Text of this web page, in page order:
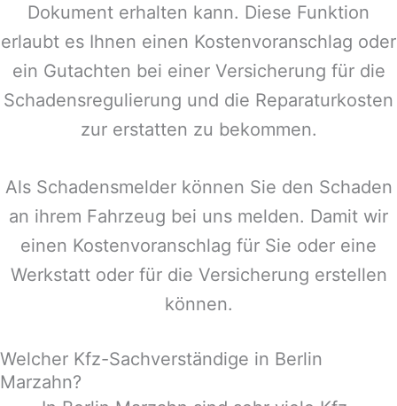
Dokument erhalten kann. Diese Funktion
erlaubt es Ihnen einen Kostenvoranschlag oder
ein Gutachten bei einer Versicherung für die
Schadensregulierung und die Reparaturkosten
zur erstatten zu bekommen.
Als Schadensmelder können Sie den Schaden
an ihrem Fahrzeug bei uns melden. Damit wir
einen Kostenvoranschlag für Sie oder eine
Werkstatt oder für die Versicherung erstellen
können.
Welcher Kfz-Sachverständige in Berlin
Marzahn?